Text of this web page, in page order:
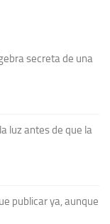
secreta de una
luz antes de que la
publicar ya, aunque